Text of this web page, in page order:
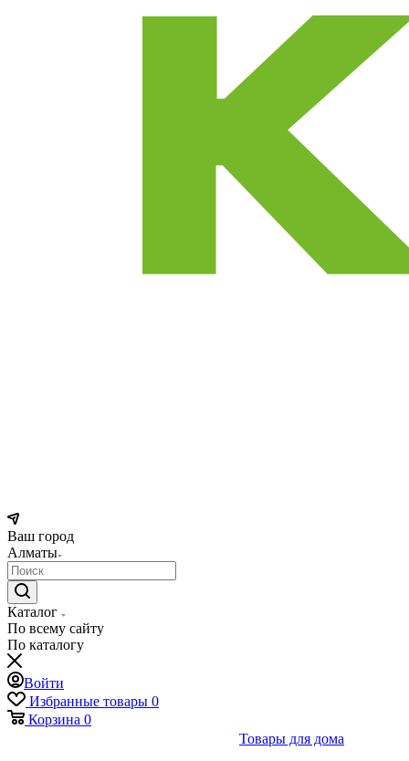
Ваш город
Алматы
Каталог
По всему сайту
По каталогу
Войти
Избранные товары 0
Корзина 0
Товары для дома